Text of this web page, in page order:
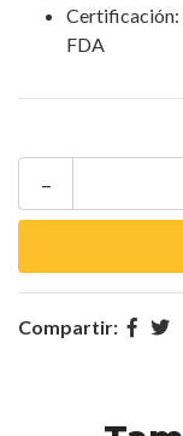
Certificación:
FDA
-
Compartir: